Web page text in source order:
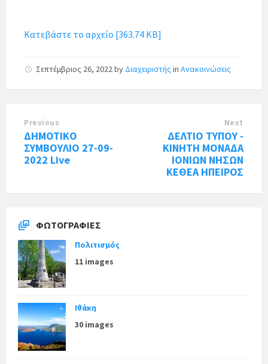
Κατεβάστε το αρχείο [363.74 KB]
Σεπτέμβριος 26, 2022by Διαχειριστής in Ανακοινώσεις
Previous
ΔΗΜΟΤΙΚΟ
ΣΥΜΒΟΥΛΙΟ 27-09-
2022 Live
Next
ΔΕΛΤΙΟ ΤΥΠΟΥ -
ΚΙΝΗΤΗ ΜΟΝΑΔΑ
ΙΟΝΙΩΝ ΝΗΣΩΝ
ΚΕΘΕΑ ΗΠΕΙΡΟΣ
ΦΩΤΟΓΡΑΦΊΕΣ
Πολιτισμός
11 images
Ιθάκη
30 images